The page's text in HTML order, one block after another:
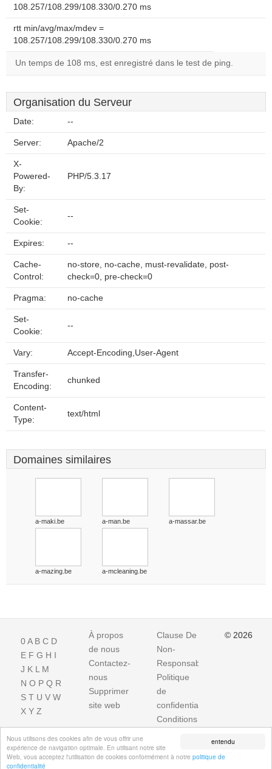
entendu
Nous utilisons des cookies afin de vous offrir une
expérience de navigation optimale. En utilisant notre site
Web, vous acceptez l'utilisation de cookies conformément à notre politique de
confidentialité
108.257/108.299/108.330/0.270 ms
rtt min/avg/max/mdev =
108.257/108.299/108.330/0.270 ms
Un temps de 108 ms, est enregistré dans le test de ping.
Organisation du Serveur
Date: --
Server: Apache/2
X-
Powered-
By:
PHP/5.3.17
Set-
Cookie:
--
Expires: --
Cache-
Control:
no-store, no-cache, must-revalidate, post-
check=0, pre-check=0
Pragma: no-cache
Set-
Cookie:
--
Vary: Accept-Encoding,User-Agent
Transfer-
Encoding:
chunked
Content-
Type:
text/html
Domaines similaires
a-maki.be a-man.be a-massar.be
a-mazing.be a-mcleaning.be
0A B C D
E F G H I
J K L M
N O P Q R
S T U V W
X Y Z
À propos
de nous
Contactez-
nous
Supprimer
site web
Clause De
Non-
Responsabilite
Politique
de
confidentialité
Conditions
© 2026